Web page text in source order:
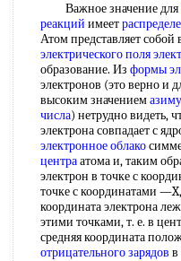
Важное значение для
реакций имеет
Атом представляет собой
электрического поля
образование. Из формы
электронов (это верно и
высоким значением
числа) нетрудно видеть,
электрона совпадает с
электронное облако
центраатома и, таким
электрон в точке с
точке с координатами
координата электрона
этими точками, т. е. в
средняя координата
отрицательного зарядов в